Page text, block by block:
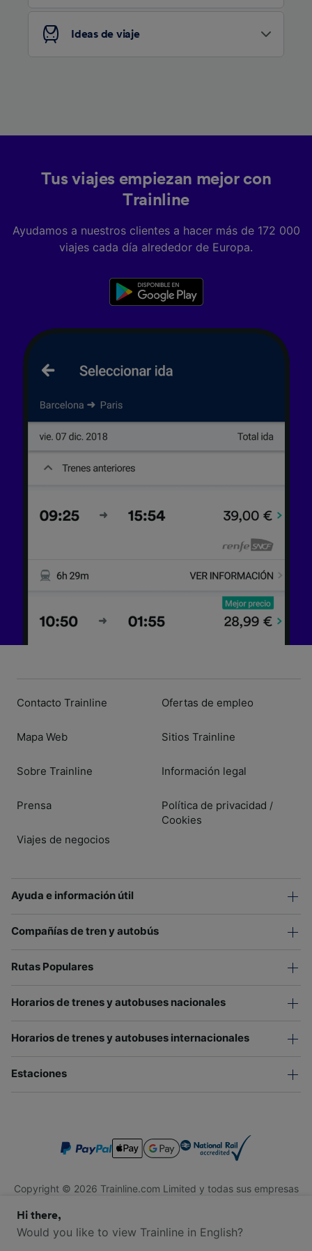
Ideas de viaje
Tus viajes empiezan mejor con
Trainline
Ayudamos a nuestros clientes a hacer más de 172 000
viajes cada día alrededor de Europa.
Contacto Trainline
Mapa Web
Sobre Trainline
Prensa
Viajes de negocios
Ofertas de empleo
Sitios Trainline
Información legal
Política de privacidad /
Cookies
Ayuda e información útil
Compañías de tren y autobús
Rutas Populares
Horarios de trenes y autobuses nacionales
Horarios de trenes y autobuses internacionales
Estaciones
Copyright © 2026 Trainline.com Limited y todas sus empresas
Trainline.com Limited está registrada en Inglaterra y Gales.
Compañía No. 3846791. Dirección: 1 Stonecutter St, Londres
Hi there,
Would you like to view Trainline in English?